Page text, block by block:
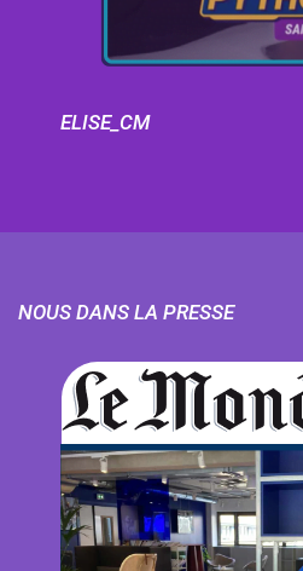
ELISE_CM
NOUS DANS LA PRESSE